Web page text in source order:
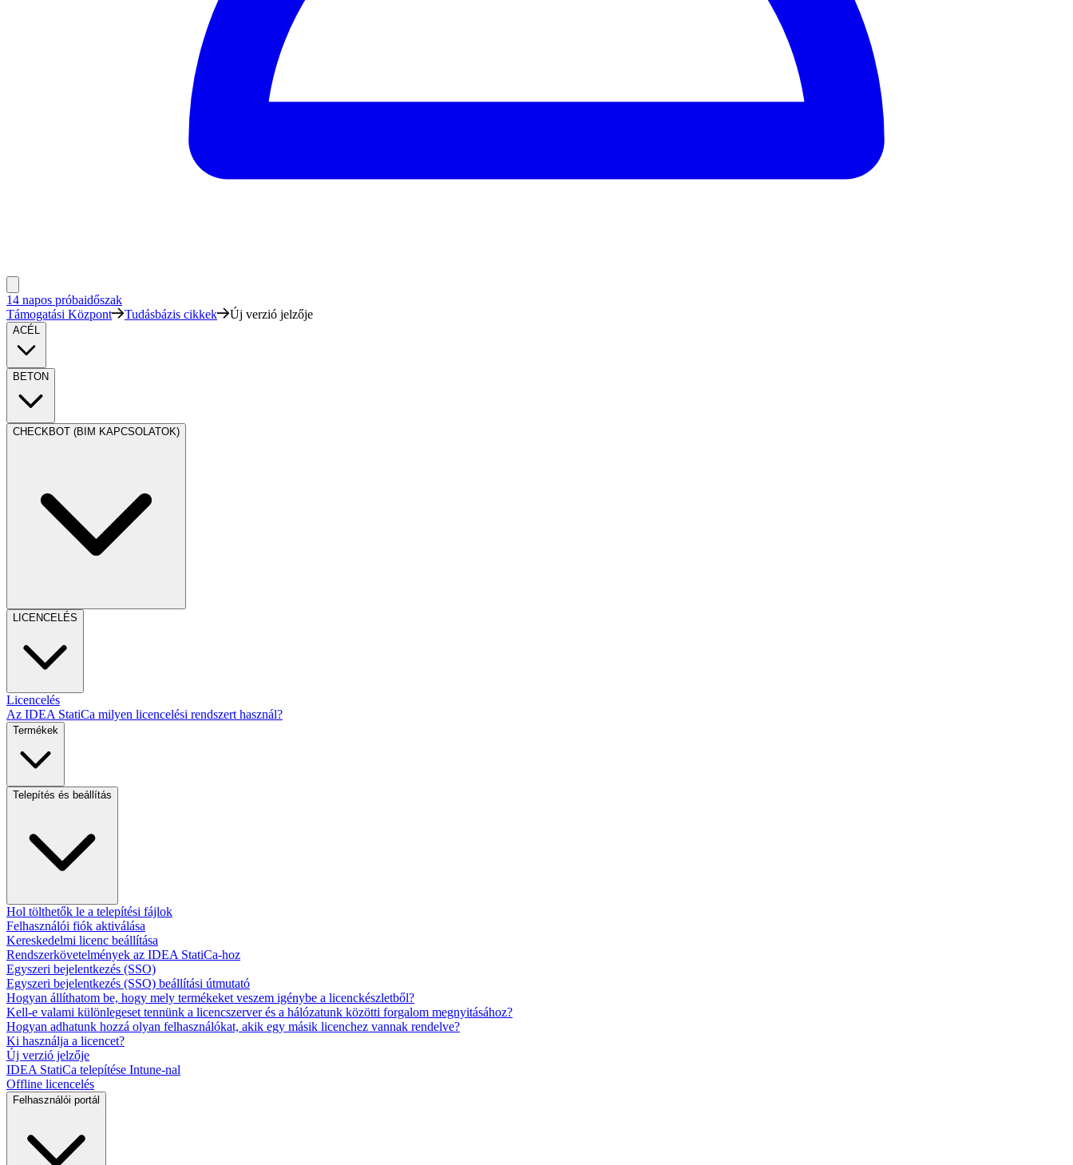
14 napos próbaidőszak
Támogatási Központ
Tudásbázis cikkek Új verzió jelzője
ACÉL
BETON
CHECKBOT (BIM KAPCSOLATOK)
LICENCELÉS
Licencelés
Az IDEA StatiCa milyen licencelési rendszert használ?
Termékek
Telepítés és beállítás
Hol tölthetők le a telepítési fájlok
Felhasználói fiók aktiválása
Kereskedelmi licenc beállítása
Rendszerkövetelmények az IDEA StatiCa-hoz
Egyszeri bejelentkezés (SSO)
Egyszeri bejelentkezés (SSO) beállítási útmutató
Hogyan állíthatom be, hogy mely termékeket veszem igénybe a licenckészletből?
Kell-e valami különlegeset tennünk a licencszerver és a hálózatunk közötti forgalom megnyitásához?
Hogyan adhatunk hozzá olyan felhasználókat, akik egy másik licenchez vannak rendelve?
Ki használja a licencet?
Új verzió jelzője
IDEA StatiCa telepítése Intune-nal
Offline licencelés
Felhasználói portál